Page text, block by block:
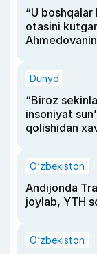
“U
otasini
Dunyo
“Biroz
insoniyat
qolishidan
O‘zbekiston
Andijonda
joylab, YTH
O‘zbekiston